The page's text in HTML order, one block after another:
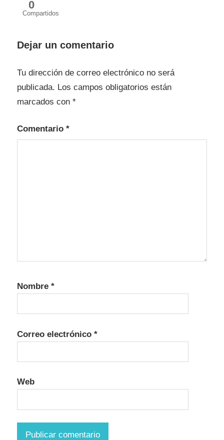
0
Compartidos
parasitarias
en cerdos
Dejar un comentario
Tu dirección de correo electrónico no será
publicada. Los campos obligatorios están
marcados con *
Comentario *
Nombre *
Correo electrónico *
Web